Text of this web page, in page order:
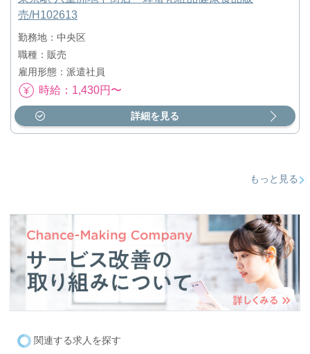
売/H102613
勤務地：中央区
職種：販売
雇用形態：派遣社員
時給：1,430円〜
詳細を見る
もっと見る
関連する求人を探す